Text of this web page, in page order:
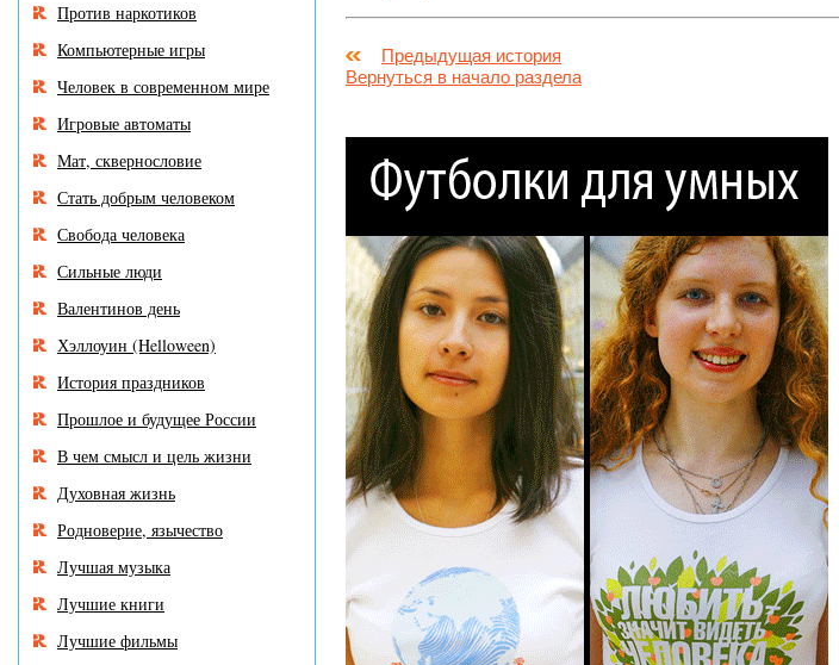
Предыдущая история
Вернуться в начало раздела
Против наркотиков
Компьютерные игры
Человек в современном мире
Игровые автоматы
Мат, сквернословие
Стать добрым человеком
Свобода человека
Сильные люди
Валентинов день
Хэллоуин (Helloween)
История праздников
Прошлое и будущее России
В чем смысл и цель жизни
Духовная жизнь
Родноверие, язычество
Лучшая музыка
Лучшие книги
Лучшие фильмы